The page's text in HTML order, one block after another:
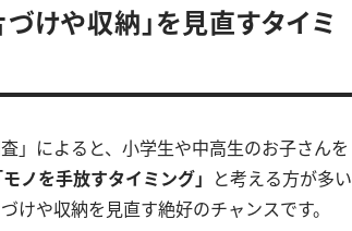
けや収納」を見直すタイミ
」によると、小学生や中高生のお子さんを
ノを手放すタイミング」 と考える方が多い
けや収納を見直す絶好のチャンスです。